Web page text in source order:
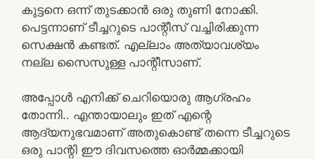
കുട്ടനെ ഒന്ന് തുടക്കാൻ ഒരു തുണി നോക്കി.
പെട്ടന്നാണ് ടീച്ചറുടെ പാന്റീസ് വച്ചിരിക്കുന്ന
സെക്ഷൻ കണ്ടത്. എല്ലാം അത്യാവശ്യം
നല്ല സൈസുള്ള പാന്റീസാണ്.
അപ്പോൾ എനിക്ക് ചെറിയൊരു ആഗ്രഹം
തോന്നി.. എന്തായാലും ഇത് എന്റെ
ആദ്യനുഭവമാണ് അതുകൊണ്ട് തന്നെ ടീച്ചറുടെ
ഒരു പാന്റി ഈ ദിവസത്തെ ഓർമ്മക്കായി